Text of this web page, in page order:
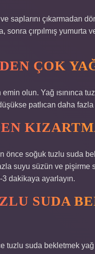
saplarını çıkarmadan
çırpılmış yumurta
ÇOK
emin olun. Yağ ısınınca
patlıcan daha
önce soğuk tuzlu suda
suyu süzün ve pişirme
dakikaya ayarlayın.
SUDA
tuzlu suda bekletmek